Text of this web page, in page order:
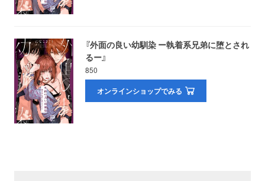
『外面の良い幼馴染 ー執着系兄弟に堕とされ
るー』
850
オンラインショップでみる